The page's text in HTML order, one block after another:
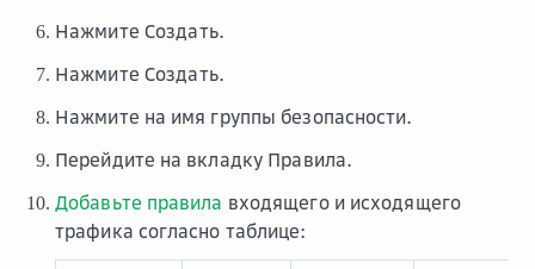
Нажмите Создать.
Нажмите Создать.
Нажмите на имя группы безопасности.
Перейдите на вкладку Правила.
Добавьте правила входящего и исходящего
трафика согласно таблице: